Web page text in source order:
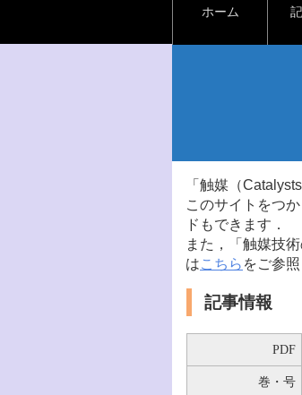
ホーム
「触媒（
このサイトをつ
ドもできます．
また，「触媒技
はこちら をご参照
記事情報
PDF
巻・号